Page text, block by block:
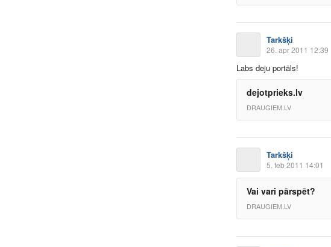
Tarkšķi
26. apr 2011 12:39
Labs deju portāls!
dejotprieks.lv
DRAUGIEM.LV
Tarkšķi
5. feb 2011 14:01
Vai vari pārspēt?
DRAUGIEM.LV